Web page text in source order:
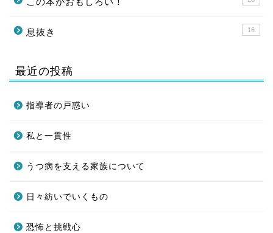
息抜き 16
最近の投稿
指導者の戸惑い
私と一貫性
うつ病を支える家族について
日々紡いでいくもの
恐怖と挑戦心